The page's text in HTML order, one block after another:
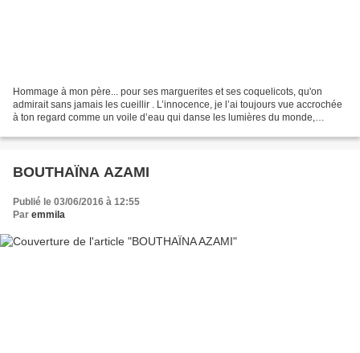
Hommage à mon père... pour ses marguerites et ses coquelicots, qu'on
admirait sans jamais les cueillir . L’innocence, je l’ai toujours vue accrochée
à ton regard comme un voile d’eau qui danse les lumières du monde,
BOUTHAÏNA AZAMI
Publié le 03/06/2016 à 12:55
Par emmila